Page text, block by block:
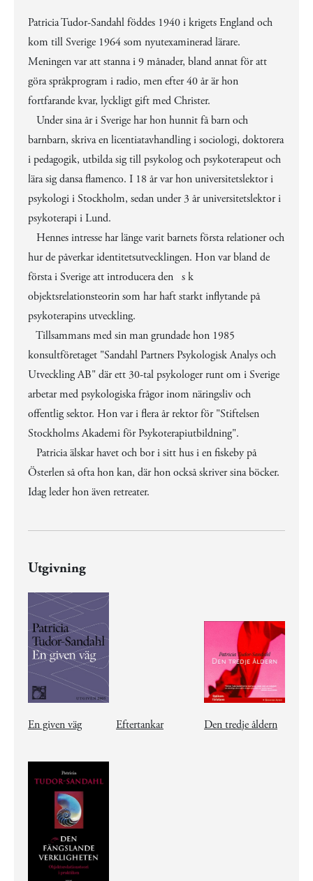
Patricia Tudor-Sandahl föddes 1940 i krigets England och
kom till Sverige 1964 som nyutexaminerad lärare.
Meningen var att stanna i 9 månader, bland annat för att
göra språkprogram i radio, men efter 40 år är hon
fortfarande kvar, lyckligt gift med Christer.
Under sina år i Sverige har hon hunnit få barn och
barnbarn, skriva en licentiatavhandling i sociologi, doktorera
i pedagogik, utbilda sig till psykolog och psykoterapeut och
lära sig dansa flamenco. I 18 år var hon universitetslektor i
psykologi i Stockholm, sedan under 3 år universitetslektor i
psykoterapi i Lund.
Hennes intresse har länge varit barnets första relationer och
hur de påverkar identitetsutvecklingen. Hon var bland de
första i Sverige att introducera den s k
objektsrelationsteorin som har haft starkt inflytande på
psykoterapins utveckling.
Tillsammans med sin man grundade hon 1985
konsultföretaget "Sandahl Partners Psykologisk Analys och
Utveckling AB" där ett 30-tal psykologer runt om i Sverige
arbetar med psykologiska frågor inom näringsliv och
offentlig sektor. Hon var i flera år rektor för "Stiftelsen
Stockholms Akademi för Psykoterapiutbildning".
Patricia älskar havet och bor i sitt hus i en fiskeby på
Österlen så ofta hon kan, där hon också skriver sina böcker.
Idag leder hon även retreater.
Utgivning
En given väg Eftertankar Den tredje åldern